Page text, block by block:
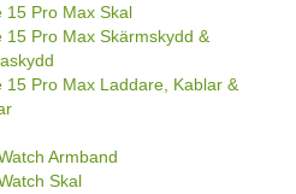
15 Pro Max Skal
15 Pro Max Skärmskydd &
15 Pro Max Laddare, Kablar &
Armband
Skal